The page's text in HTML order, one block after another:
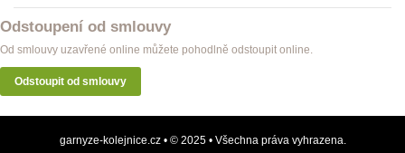
Odstoupení od smlouvy
Od smlouvy uzavřené online můžete pohodlně odstoupit online.
Odstoupit od smlouvy
garnyze-kolejnice.cz • © 2025 • Všechna práva vyhrazena.